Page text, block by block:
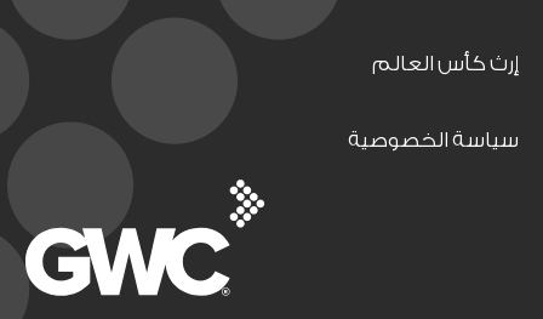
إرث كأس العالم
سياسة الخصوصية